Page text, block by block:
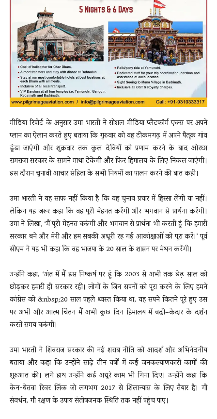
मीडिया रिपोर्ट के अनुसार उमा भारती ने सोशल मीडिया प्लैटफॉर्म एक्स पर अपने
प्लान का ऐलान करते हुए बताया कि गुरुवार को वह टीकमगढ़ में अपने पैतृक गांव
डूंडा जाएंगी और शुक्रवार तक कुल देवियों को प्रणाम करने के बाद ओरछा
रामराजा सरकार के सामने माथा टेकेंगी और फिर हिमालय के लिए निकल जाएंगी।
इस दौरान चुनावी आचार संहिता के सभी नियमों का पालन करने की बात कही।
उमा भारती ने यह साफ नहीं किया है कि वह चुनाव प्रचार में हिस्सा लेंगी या नहीं।
लेकिन यह जरूर कहा कि वह पूरी मेहनत करेंगी और भगवान से प्रार्थना करेंगी।
उमा ने लिखा, ‘मैं पूरी मेहनत करूंगी और भगवान से प्रार्थना भी करती हूं कि हमारी
सरकार बने और मेरी और हम सबकी अधूरी रह गई आकांक्षाओं को पूरा करें।’ पूर्व
सीएम ने यह भी कहा कि वह भाजपा के 20 साल के शासन पर मंथन करेंगी।
उन्होंने कहा, ‘अंत में मैं इस निष्कर्ष पर हूं कि 2003 से अभी तक डेढ़ साल को
छोड़कर हमारी ही सरकार रही। लोगों के जिन सपनों को पूरा करने के लिए हमने
कांग्रेस को &nbsp;20 साल पहले ध्वस्त किया था, वह सपने कितने पूरे हुए उस
पर अभी और आत्म चिंतन मैं अभी कुछ दिन हिमालय में बद्री–केदार के दर्शन
करते समय करूंगी।
उमा भारती ने शिवराज सरकार की नई शराब नीति को आदर्श और अभिनंदनीय
बताया और कहा कि उन्होंने साढ़े तीन वर्षों में कई जनकल्याणकारी कामों की
शुरुआत की। लगे हाथ उन्होंने कई अधूरे काम भी गिना दिए। उन्होंने कहा कि
केन-बेतवा रिवर लिंक जो लगभग 2017 से शिलान्यास के लिए तैयार है। गौ
संवर्धन, गौ रक्षण के उपाय संतोषजनक स्थिति तक नहीं पहुंच पाए।